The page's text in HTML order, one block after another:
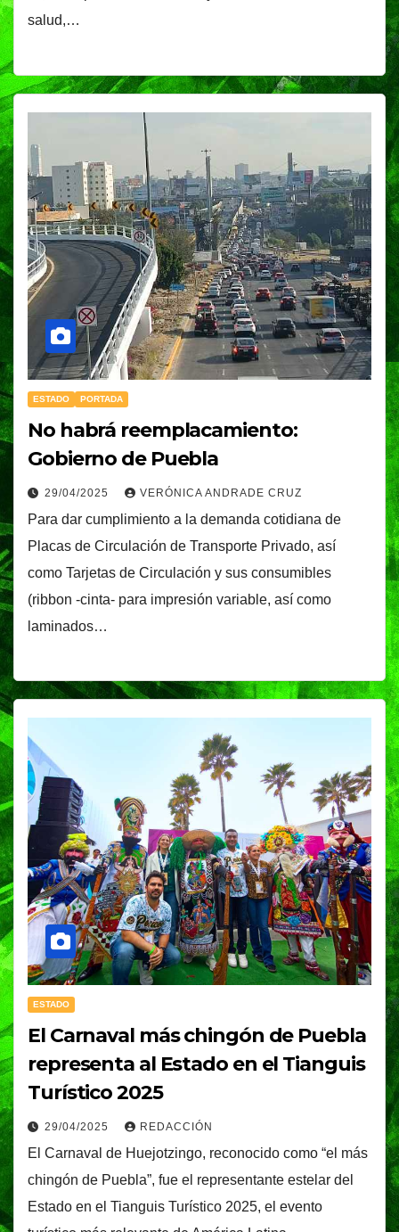
salud,…
ESTADO PORTADA
No habrá reemplacamiento:
Gobierno de Puebla
29/04/2025 VERÓNICA ANDRADE CRUZ
Para dar cumplimiento a la demanda cotidiana de
Placas de Circulación de Transporte Privado, así
como Tarjetas de Circulación y sus consumibles
(ribbon -cinta- para impresión variable, así como
laminados…
ESTADO
El Carnaval más chingón de Puebla
representa al Estado en el Tianguis
Turístico 2025
29/04/2025 REDACCIÓN
El Carnaval de Huejotzingo, reconocido como “el más
chingón de Puebla”, fue el representante estelar del
Estado en el Tianguis Turístico 2025, el evento